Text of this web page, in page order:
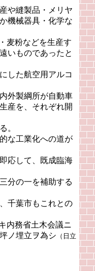
や縫製品・メリヤ
機械器具・化学な
麦粉などを生産す
いものであったと
した航空用アルコ
外製綱所が自動車
産を、それぞれ開
。
な工業化への道が
応して、既成臨海
分の一を補助する
千葉市もこれとの
内務省土木会議ニ
ノ埋立ヲ為シ （日立